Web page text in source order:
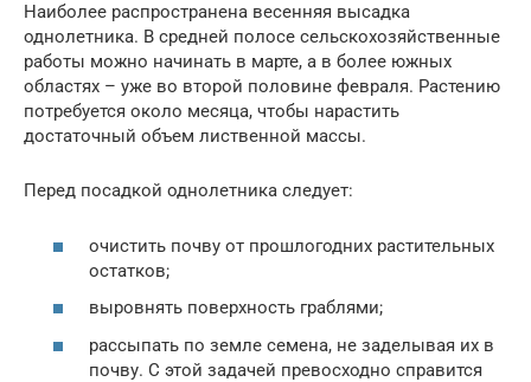
Наиболее распространена весенняя высадка
однолетника. В средней полосе сельскохозяйственные
работы можно начинать в марте, а в более южных
областях – уже во второй половине февраля. Растению
потребуется около месяца, чтобы нарастить
достаточный объем лиственной массы.
Перед посадкой однолетника следует:
очистить почву от прошлогодних растительных
остатков;
выровнять поверхность граблями;
рассыпать по земле семена, не заделывая их в
почву. С этой задачей превосходно справится